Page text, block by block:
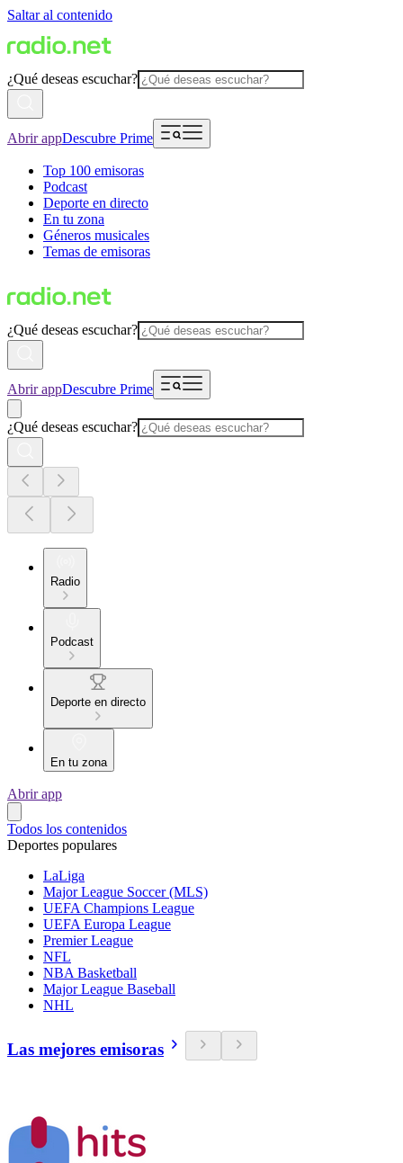
Saltar al contenido
¿Qué deseas escuchar?
Abrir appDescubre Prime
Top 100 emisoras
Podcast
Deporte en directo
En tu zona
Géneros musicales
Temas de emisoras
¿Qué deseas escuchar?
Abrir appDescubre Prime
¿Qué deseas escuchar?
Radio
Podcast
Deporte en directo
En tu zona
Abrir app
Todos los contenidos
Deportes populares
LaLiga
Major League Soccer (MLS)
UEFA Champions League
UEFA Europa League
Premier League
NFL
NBA Basketball
Major League Baseball
NHL
Las mejores emisoras